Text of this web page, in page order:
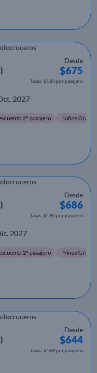
Desde
$675
Tasas: $185 por pasajero
2027
2º pasajero Niños Gratis
Desde
$686
Tasas: $190 por pasajero
2027
2º pasajero Niños Gratis
Desde
$644
Tasas: $189 por pasajero